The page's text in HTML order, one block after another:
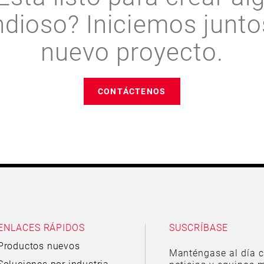
Iniciemos
nuevo proyecto.
CONTÁCTENOS
RÁPIDOS
nuevos
SUSCRÍBASE
Manténgase al día